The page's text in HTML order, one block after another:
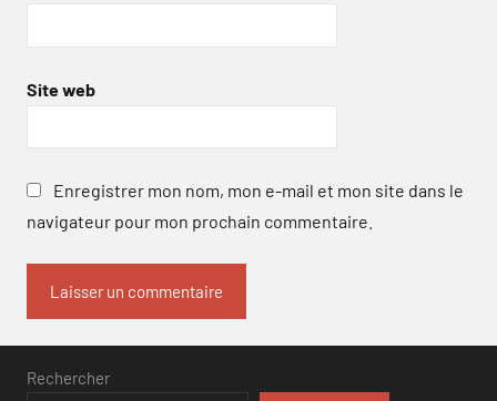
Site web
Enregistrer mon nom, mon e-mail et mon site dans le
navigateur pour mon prochain commentaire.
Rechercher